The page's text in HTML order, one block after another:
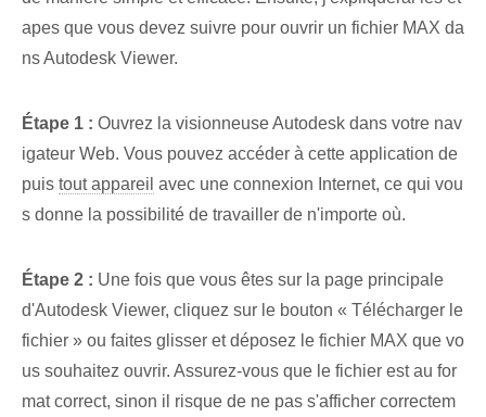
apes que vous devez suivre pour ‌ouvrir un‌ fichier MAX⁢ da
ns Autodesk Viewer.
Étape ⁤1 : Ouvrez la visionneuse Autodesk dans votre nav
igateur Web. ‌Vous pouvez accéder à cette application de
puis tout appareil avec une connexion Internet, ce qui vou
s donne la possibilité de travailler de n'importe où.
Étape ⁢2 : Une fois que vous êtes sur la page principale
d'Autodesk Viewer, cliquez sur le bouton « Télécharger le
fichier » ou faites glisser et déposez le fichier MAX que vo
us souhaitez ouvrir. Assurez-vous que le fichier est au for
mat correct, sinon il risque de ne pas s'afficher correctem